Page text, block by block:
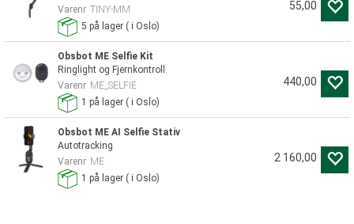
Varenr TINY-MM
5 på lager ( i Oslo)
55,00
Obsbot ME Selfie Kit
Ringlight og Fjernkontroll
Varenr ME_SELFIE
1 på lager ( i Oslo)
440,00
Obsbot ME AI Selfie Stativ
Autotracking
Varenr ME
1 på lager ( i Oslo)
2 160,00